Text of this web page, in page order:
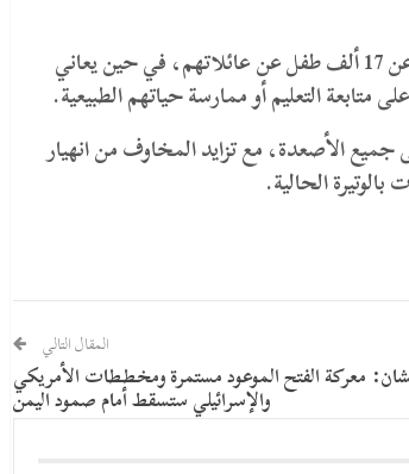
وأضاف أن العدوان والحصار تسببا في فقدان أو انفصال ما لا يقل عن 17 ألف طفل عن عائلاتهم، في حين يعاني
التعليم أو ممارسة حياتهم الطبيعية.
الأصعدة، مع تزايد المخاوف من انهيار
الحالية.
المقال التالي
معركة الفتح الموعود مستمرة ومخططات الأمريكي
والإسرائيلي ستسقط أمام صمود اليمن